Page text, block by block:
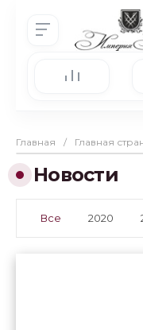
Главная / Главная
Новости
Все 2020